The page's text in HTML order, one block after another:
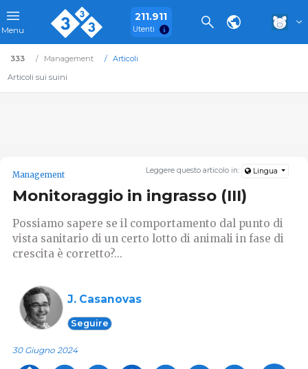
Menu
211.911
Utenti
333 Management
Articoli
Articoli sui suini
Leggere questo articolo in: Lingua
Management
Monitoraggio in ingrasso (III)
Possiamo sapere se il comportamento dal punto di
vista sanitario di un certo lotto di animali in fase di
crescita è corretto?...
J. Casanovas
Seguire
30 Giugno 2024